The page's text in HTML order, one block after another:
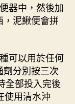
器中，然後加
，泥鰍便會拼
可以用於任何
分別按三次
全部投入完後
使用清水沖